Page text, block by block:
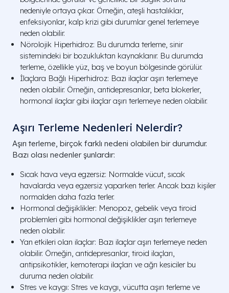
nedeniyle ortaya çıkar. Örneğin, ateşli hastalıklar,
enfeksiyonlar, kalp krizi gibi durumlar genel terlemeye
neden olabilir.
Nörolojik Hiperhidroz: Bu durumda terleme, sinir
sistemindeki bir bozukluktan kaynaklanır. Bu durumda
terleme, özellikle yüz, baş ve boyun bölgesinde görülür.
İlaçlara Bağlı Hiperhidroz: Bazı ilaçlar aşırı terlemeye
neden olabilir. Örneğin, antidepresanlar, beta blokerler,
hormonal ilaçlar gibi ilaçlar aşırı terlemeye neden olabilir.
Aşırı Terleme Nedenleri Nelerdir?
Aşırı terleme, birçok farklı nedeni olabilen bir durumdur.
Bazı olası nedenler şunlardır:
Sıcak hava veya egzersiz: Normalde vücut, sıcak
havalarda veya egzersiz yaparken terler. Ancak bazı kişiler
normalden daha fazla terler.
Hormonal değişiklikler: Menopoz, gebelik veya tiroid
problemleri gibi hormonal değişiklikler aşırı terlemeye
neden olabilir.
Yan etkileri olan ilaçlar: Bazı ilaçlar aşırı terlemeye neden
olabilir. Örneğin, antidepresanlar, tiroid ilaçları,
antipsikotikler, kemoterapi ilaçları ve ağrı kesiciler bu
duruma neden olabilir.
Stres ve kaygı: Stres ve kaygı, vücutta aşırı terleme ve